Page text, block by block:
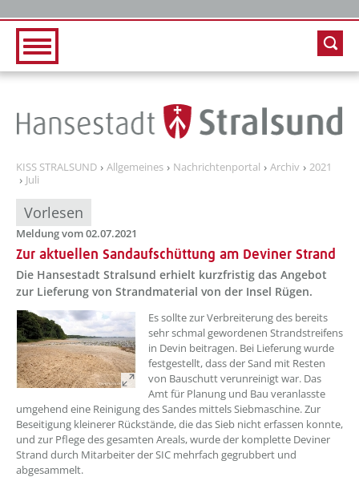
KISS STRALSUND Allgemeines Nachrichtenportal Archiv
2021
Juli
Vorlesen
Meldung vom 02.07.2021
Zur aktuellen Sandaufschüttung am Deviner Strand
Die Hansestadt Stralsund erhielt kurzfristig das Angebot
zur Lieferung von Strandmaterial von der Insel Rügen.
Es sollte zur Verbreiterung des bereits
sehr schmal gewordenen Strandstreifens
in Devin beitragen. Bei Lieferung wurde
festgestellt, dass der Sand mit Resten
von Bauschutt verunreinigt war. Das
Amt für Planung und Bau veranlasste
umgehend eine Reinigung des Sandes mittels Siebmaschine. Zur
Beseitigung kleinerer Rückstände, die das Sieb nicht erfassen konnte,
und zur Pflege des gesamten Areals, wurde der komplette Deviner
Strand durch Mitarbeiter der SIC mehrfach gegrubbert und
abgesammelt.